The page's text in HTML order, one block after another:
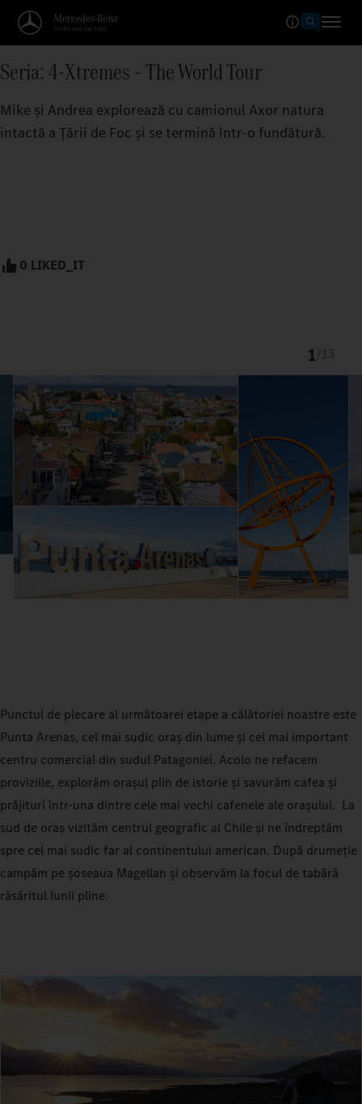
Seria: 4-Xtremes – The World Tour
Mike și Andrea explorează cu camionul Axor natura
intactă a Țării de Foc și se termină într-o fundătură.
0 LIKED_IT
1
Punctul de plecare al următoarei etape a călătoriei noastre este
Punta Arenas, cel mai sudic oraș din lume și cel mai important
centru comercial din sudul Patagoniei. Acolo ne refacem
proviziile, explorăm orașul plin de istorie și savurăm cafea și
prăjituri într-una dintre cele mai vechi cafenele ale orașului. La
sud de oraș vizităm centrul geografic al Chile și ne îndreptăm
spre cel mai sudic far al continentului american. După drumeție
campăm pe șoseaua Magellan și observăm la focul de tabără
răsăritul lunii pline.